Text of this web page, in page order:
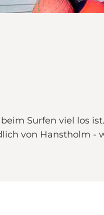
Surfen viel los
von Hanstholm -